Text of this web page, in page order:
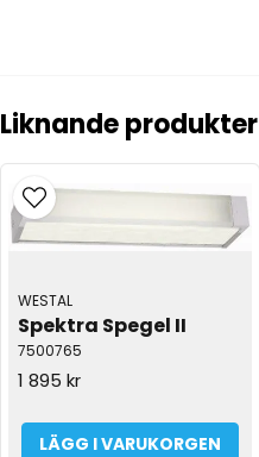
Liknande produkter
WESTAL
Spektra Spegel II
7500765
1 895 kr
LÄGG I VARUKORGEN